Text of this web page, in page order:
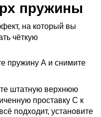
пружины
на который вы
чёткую
пружину А и снимите
штатную верхнюю
проставку С к
подходит, установите